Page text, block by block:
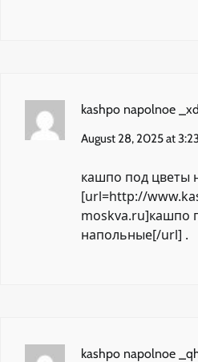
kashpo napolnoe
August 28, 2025 at
кашпо под цветы
[url=http://
moskva.ru]кашпо
напольные[/url] .
kashpo napolnoe